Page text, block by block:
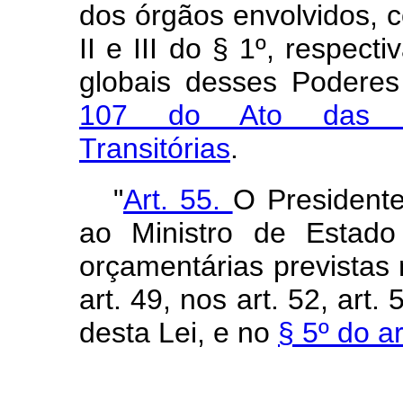
dos órgãos envolvidos,
II e III do § 1º,
globais desses
107 do Ato das
Transitórias.
"Art. 55. O
ao Ministro de
orçamentárias
art. 49, nos art. 52, art.
desta Lei, e no § 5º do